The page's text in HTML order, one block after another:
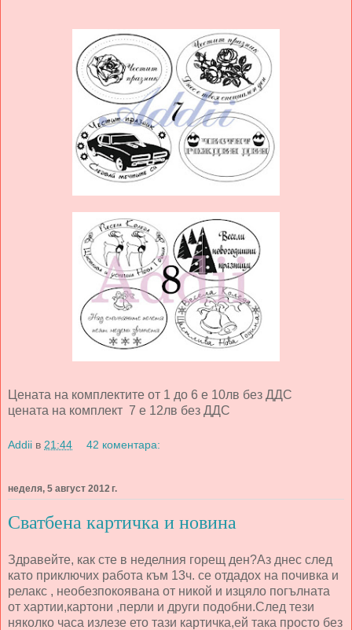
Цената на комплектите от 1 до 6 е 10лв без ДДС
цената на комплект 7 е 12лв без ДДС
Addii в 21:44 42 коментара:
неделя, 5 август 2012 г.
Сватбена картичка и новина
Здравейте, как сте в неделния горещ ден?Аз днес след
като приключих работа към 13ч. се отдадох на почивка и
релакс , необезпокоявана от никой и изцяло погълната
от хартии,картони ,перли и други подобни.След тези
няколко часа излезе ето тази картичка,ей така просто без